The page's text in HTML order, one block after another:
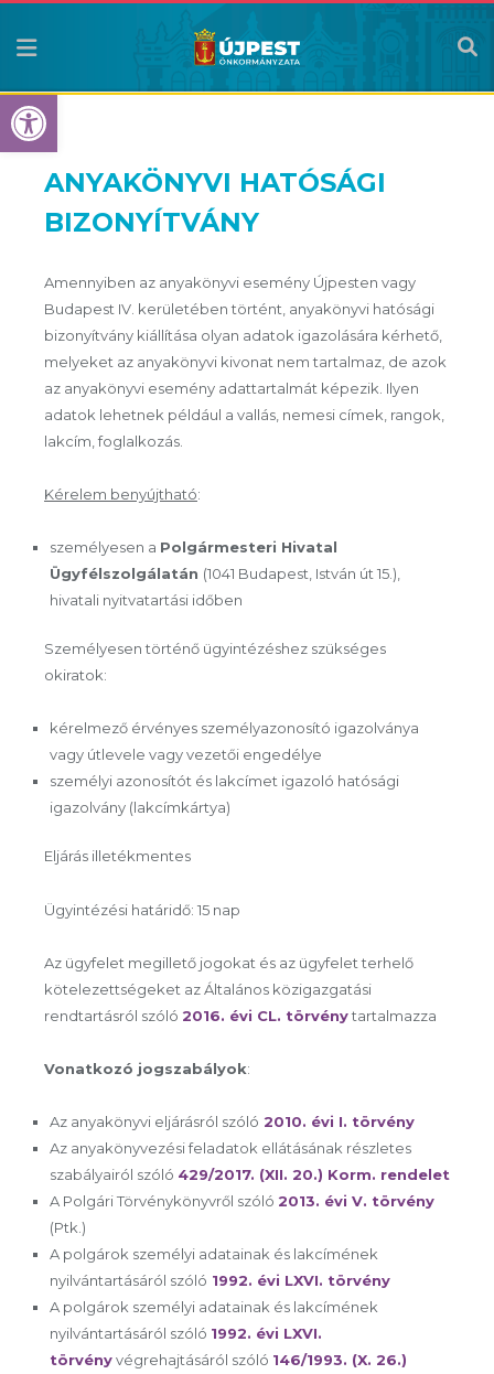
Eszköztár megnyitása
ANYAKÖNYVI HATÓSÁGI
BIZONYÍTVÁNY
Amennyiben az anyakönyvi esemény Újpesten vagy
Budapest IV. kerületében történt, anyakönyvi hatósági
bizonyítvány kiállítása olyan adatok igazolására kérhető,
melyeket az anyakönyvi kivonat nem tartalmaz, de azok
az anyakönyvi esemény adattartalmát képezik. Ilyen
adatok lehetnek például a vallás, nemesi címek, rangok,
lakcím, foglalkozás.
Kérelem benyújtható:
személyesen a Polgármesteri Hivatal
Ügyfélszolgálatán (1041 Budapest, István út 15.),
hivatali nyitvatartási időben
Személyesen történő ügyintézéshez szükséges
okiratok:
kérelmező érvényes személyazonosító igazolványa
vagy útlevele vagy vezetői engedélye
személyi azonosítót és lakcímet igazoló hatósági
igazolvány (lakcímkártya)
Eljárás illetékmentes
Ügyintézési határidő: 15 nap
Az ügyfelet megillető jogokat és az ügyfelet terhelő
kötelezettségeket az Általános közigazgatási
rendtartásról szóló 2016. évi CL. törvénytartalmazza
Vonatkozó jogszabályok:
Az anyakönyvi eljárásról szóló 2010. évi I. törvény
Az anyakönyvezési feladatok ellátásának részletes
szabályairól szóló 429/2017. (XII. 20.) Korm. rendelet
A Polgári Törvénykönyvről szóló 2013. évi V. törvény
(Ptk.)
A polgárok személyi adatainak és lakcímének
nyilvántartásáról szóló 1992. évi LXVI. törvény
A polgárok személyi adatainak és lakcímének
nyilvántartásáról szóló 1992. évi LXVI.
törvényvégrehajtásáról szóló 146/1993. (X. 26.)